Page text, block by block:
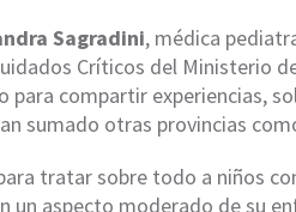
Sagradini, médica
Críticos del Ministerio
para compartir experiencias,
sumado otras provincias
tratar sobre todo a niños
un aspecto moderado de su